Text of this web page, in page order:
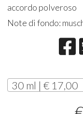
accordo polveroso
Note di fondo:
30 ml | € 17,00